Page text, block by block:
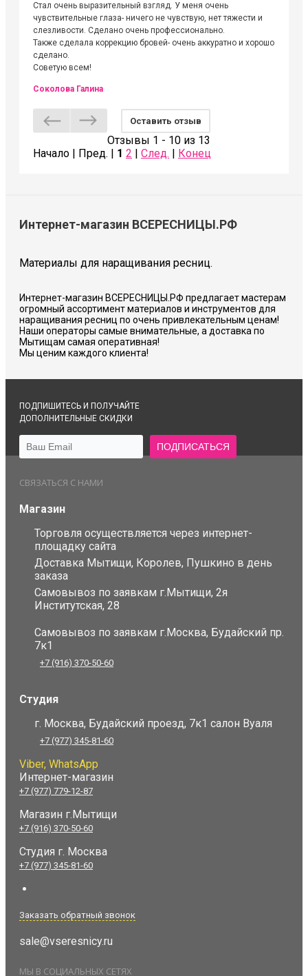
Стал очень выразительный взгляд. У меня очень
чувствительные глаза- ничего не чувствую, нет тяжести и
слезливости. Сделано очень профессионально.
Также сделала коррекцию бровей- очень аккуратно и хорошо
сделано.
Советую всем!
Соколова Галина
Оставить отзыв
Отзывы 1 - 10 из 13
Начало | Пред. | 1 2 | След. | Конец
Интернет-магазин ВСЕРЕСНИЦЫ.РФ
Материалы для наращивания ресниц.
Интернет-магазин ВСЕРЕСНИЦЫ.РФ предлагает мастерам
огромный ассортимент материалов и инструментов для
наращивания ресниц по очень привлекательным ценам!
Наши операторы самые внимательные, а доставка по
Мытищам самая оперативная!
Мы ценим каждого клиента!
ПОДПИШИТЕСЬ И ПОЛУЧАЙТЕ
ДОПОЛНИТЕЛЬНЫЕ СКИДКИ
СВЯЗАТЬСЯ С НАМИ
Магазин
Торговля осуществляется через интернет-
площадку сайта
Доставка Мытищи, Королев, Пушкино в день
заказа
Самовывоз по заявкам г.Мытищи, 2я
Институтская, 28
Самовывоз по заявкам г.Москва, Будайский пр.
7к1
+7 (916) 370-50-60
Студия
г. Москва, Будайский проезд, 7к1 салон Вуаля
+7 (977) 345-81-60
Viber, WhatsApp
Интернет-магазин
+7 (977) 779-12-87
Магазин г.Мытищи
+7 (916) 370-50-60
Студия г. Москва
+7 (977) 345-81-60
Заказать обратный звонок
sale@vseresnicy.ru
МЫ В СОЦИАЛЬНЫХ СЕТЯХ